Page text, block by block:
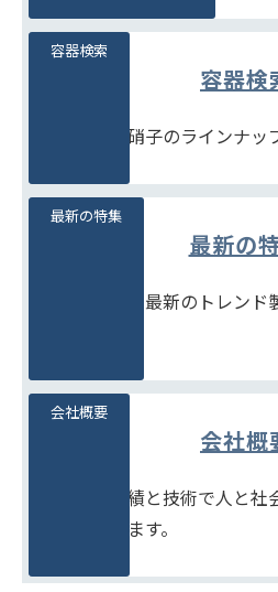
容器検
豊富な石堂硝子のラインナッ
容器検索
最新の
季節商品や、最新のトレン
最新の特集
会社概
たしかな実績と技術で人と
りをめざします。
会社概要